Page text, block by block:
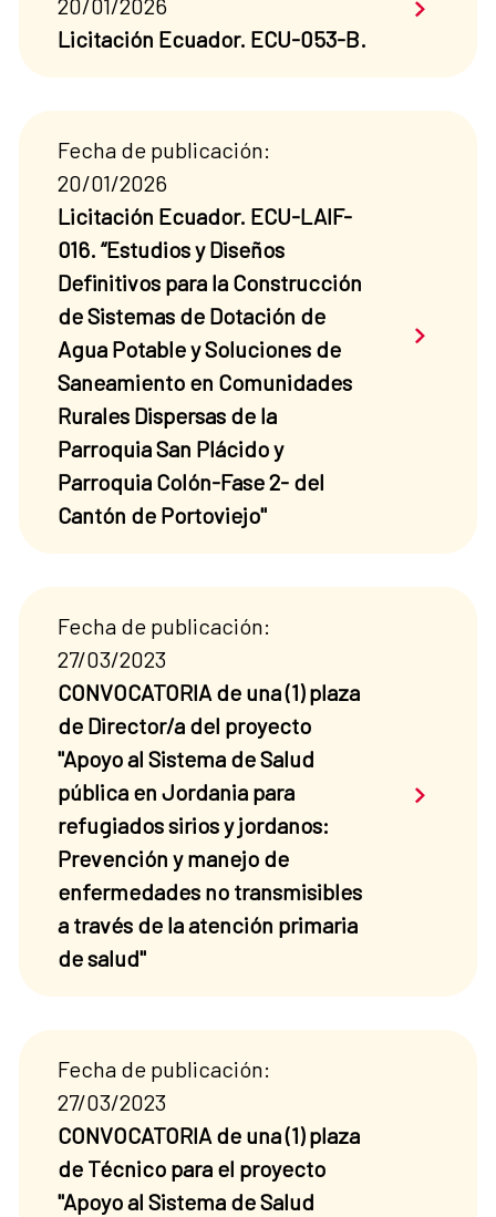
20/01/2026
Licitación Ecuador. ECU-053-B.
Fecha de publicación:
20/01/2026
Licitación Ecuador. ECU-LAIF-
016. “Estudios y Diseños
Definitivos para la Construcción
de Sistemas de Dotación de
Agua Potable y Soluciones de
Saneamiento en Comunidades
Rurales Dispersas de la
Parroquia San Plácido y
Parroquia Colón-Fase 2- del
Cantón de Portoviejo"
Saber
Fecha de publicación:
27/03/2023
CONVOCATORIA de una (1) plaza
de Director/a del proyecto
"Apoyo al Sistema de Salud
pública en Jordania para
refugiados sirios y jordanos:
Prevención y manejo de
enfermedades no transmisibles
a través de la atención primaria
de salud"
Saber
Fecha de publicación:
27/03/2023
CONVOCATORIA de una (1) plaza
de Técnico para el proyecto
"Apoyo al Sistema de Salud